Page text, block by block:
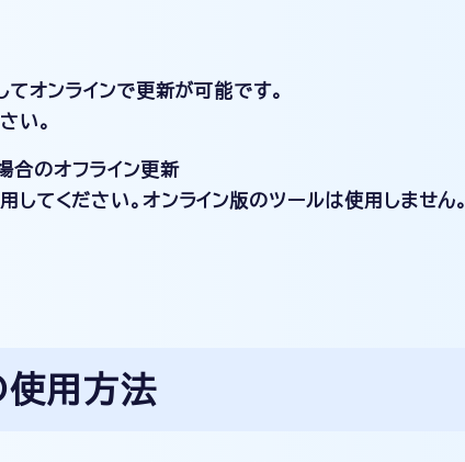
オンラインで更新が可能です。
い。
合のオフライン更新
してください。オンライン版のツールは使用しません。
使用方法